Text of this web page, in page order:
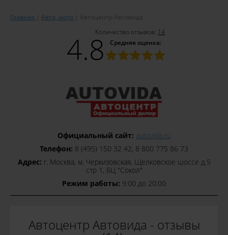
Главная Авто, мото
Автоцентр Автовида
Количество отзывов: 14
Средняя оценка:
4.8
Официальный сайт: autovida.ru
Телефон: 8 (495) 150 32 42, 8 800 775 86 73
Адрес: г. Москва, м. Черкизовская, Щелковское шоссе д.5
стр 1, БЦ "Сокол"
Режим работы: 9:00 до 20:00
Автоцентр Автовида - отзывы